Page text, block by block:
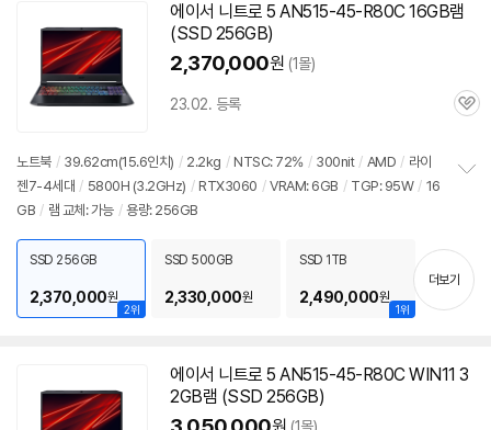
배송·설치비가 달라집니다.닫
기
에이서 니트로 5 AN515-45-R80C 16GB램
(SSD 256GB)
2,370,000원 (1몰)
23.02. 등록
관
노트북 / 39.62cm(15.6인치) / 2.2kg / NTSC: 72% / 300nit / AMD / 라이
젠7-4세대 / 5800H (3.2GHz) / RTX3060 / VRAM: 6GB / TGP: 95W / 16
GB / 램 교체: 가능 / 용량: 256GB
기
2위
SSD 256GB
2,370,000원
SSD 500GB
2,330,000원
1위
SSD 1TB
2,490,000원
더보기
에이서 니트로 5 AN515-45-R80C WIN11 3
2GB램 (SSD 256GB)